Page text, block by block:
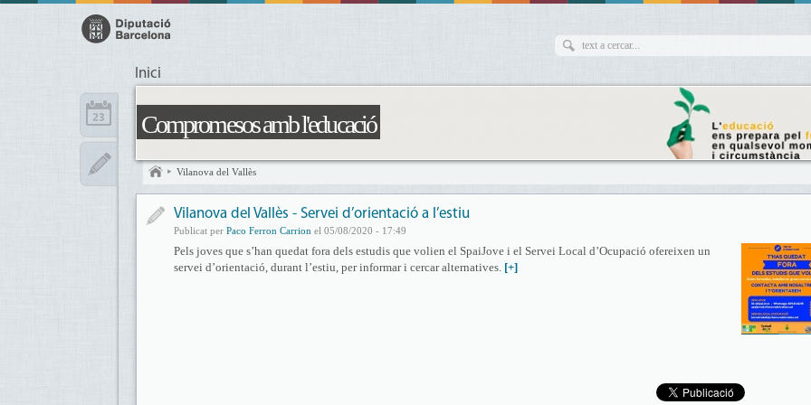
Inici
Compromesos amb l'educació
Vilanova del Vallès
Vilanova del Vallès - Servei d’orientació a l’estiu
Publicat per Paco Ferron Carrion el 05/08/2020 - 17:49
Pels joves que s’han quedat fora dels estudis que volien el SpaiJove i el Servei Local d’Ocupació ofereixen un
servei d’orientació, durant l’estiu, per informar i cercar alternatives. [+]